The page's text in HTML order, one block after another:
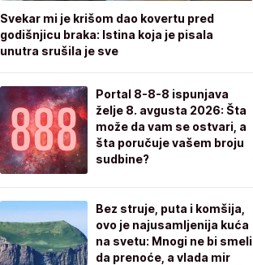
Svekar mi je krišom dao kovertu pred
godišnjicu braka: Istina koja je pisala
unutra srušila je sve
Portal 8-8-8 ispunjava
želje 8. avgusta 2026: Šta
može da vam se ostvari, a
šta poručuje vašem broju
sudbine?
Bez struje, puta i komšija,
ovo je najusamljenija kuća
na svetu: Mnogi ne bi smeli
da prenoće, a vlada mir